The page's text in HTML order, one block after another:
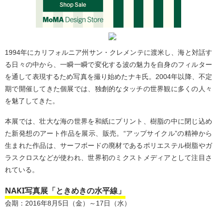
1994年にカリフォルニア州サン・クレメンテに渡米し、海と対話す
る日々の中から、一瞬一瞬で変化する波の魅力を自身のフィルター
を通して表現するため写真を撮り始めたナキ氏。2004年以降、不定
期で開催してきた個展では、独創的なタッチの世界観に多くの人々
を魅了してきた。
本展では、壮大な海の世界を和紙にプリント、樹脂の中に閉じ込め
た新発想のアート作品を展示、販売。“アップサイクル”の精神から
生まれた作品は、サーフボードの廃材であるポリエステル樹脂やガ
ラスクロスなどが使われ、世界初のミクストメディアとして注目さ
れている。
NAKI写真展「ときめきの水平線」
会期：2016年8月5日（金）～17日（水）